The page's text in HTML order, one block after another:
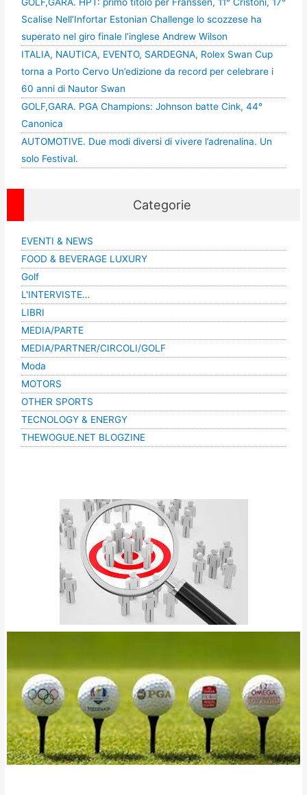
Scalise Nell’Infortar Estonian Challenge lo scozzese ha
superato nel giro finale l’inglese Andrew Wilson
ITALIA, NAUTICA, EVENTO, SARDEGNA, Rolex Swan Cup
torna a Porto Cervo Un’edizione da record per celebrare i
60 anni di Nautor Swan
GOLF,GARA. PGA Champions: Johnson batte Cink, 44°
Canonica
AUTOMOTIVE. Due modi diversi di vivere l’adrenalina. Un
solo Festival.
Categorie
EVENTI & NEWS
FOOD & BEVERAGE LUXURY
Golf
L'INTERVISTE…
LIBRI
MEDIA/PARTE
MEDIA/PARTNER/CIRCOLI/GOLF
Moda
MOTORS
OTHER SPORTS
TECNOLOGY & ENERGY
THEWOGUE.NET BLOGZINE